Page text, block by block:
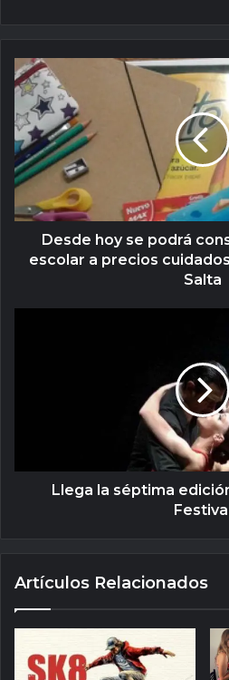
Desde hoy se podrá
escolar a precios
Salta
Llega la séptima
Festival
Artículos Relacionados